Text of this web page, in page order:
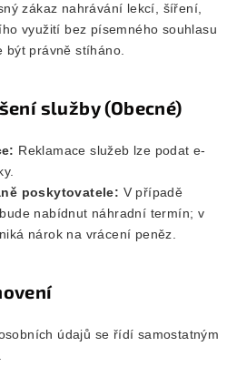
zákaz nahrávání lekcí, šíření,
využití bez písemného souhlasu
být právně stíháno.
služby (Obecné)
Reklamace služeb lze podat e-
poskytovatele: V případě
nabídnut náhradní termín; v
nárok na vrácení peněz.
údajů se řídí samostatným